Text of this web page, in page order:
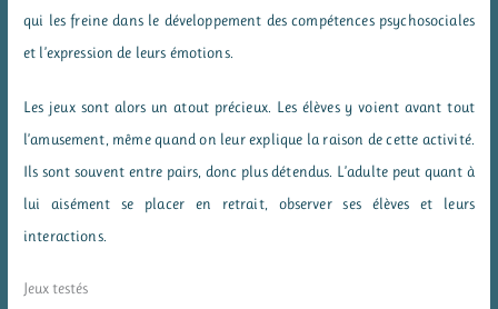
qui les freine dans le développement des compétences psychosociales
et l’expression de leurs émotions.
Les jeux sont alors un atout précieux. Les élèves y voient avant tout
l’amusement, même quand on leur explique la raison de cette activité.
Ils sont souvent entre pairs, donc plus détendus. L’adulte peut quant à
lui aisément se placer en retrait, observer ses élèves et leurs
interactions.
Jeux testés